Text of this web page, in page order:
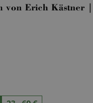
von Erich Kästner